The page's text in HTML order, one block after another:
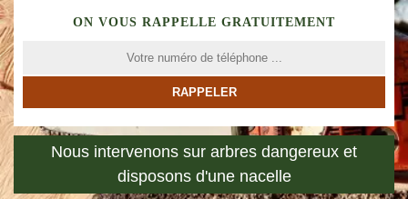
ON VOUS RAPPELLE GRATUITEMENT
Nous intervenons sur arbres dangereux et
disposons d'une nacelle